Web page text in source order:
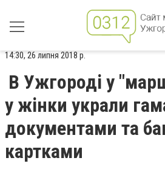
14:30, 26 липня 2018 р.
В Ужгороді у
у жінки украли
документами та
картками